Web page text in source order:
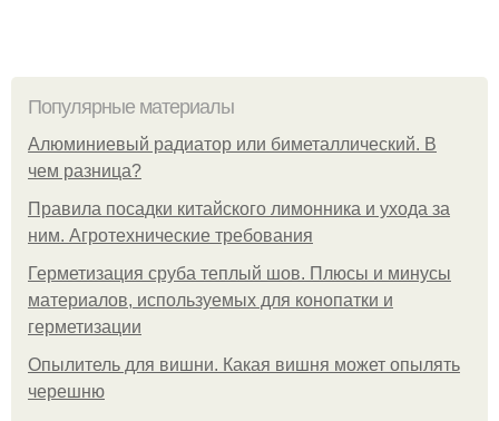
Популярные материалы
Алюминиевый радиатор или биметаллический. В
чем разница?
Правила посадки китайского лимонника и ухода за
ним. Агротехнические требования
Герметизация сруба теплый шов. Плюсы и минусы
материалов, используемых для конопатки и
герметизации
Опылитель для вишни. Какая вишня может опылять
черешню